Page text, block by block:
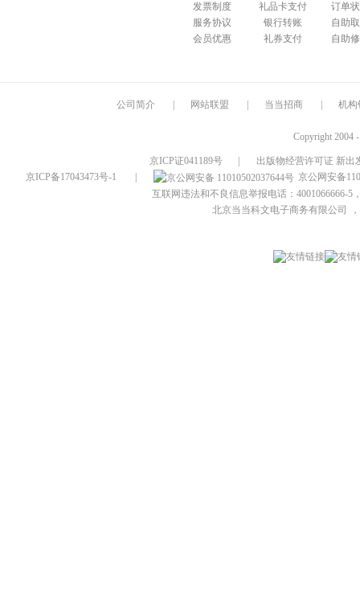
发票制度
服务协议
会员优惠
礼品卡支付
银行转账
礼券支付
订单
自助
自助
公司简介 网站联盟 当当招商 机构
Copyright 2004
京ICP证041189号
出版物经营许可证 新出
京ICP备17043473号-1
京公网安备
互联网违法和不良信息举报电话：4001066666-5
北京当当科文电子商务有限公司